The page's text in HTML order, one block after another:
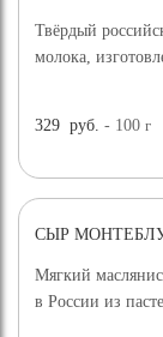
Твёрдый
молока,
329 руб. - 100г
СЫР
Мягкий
в России из